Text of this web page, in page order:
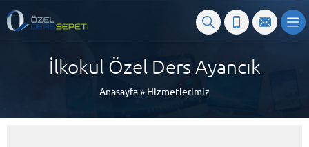
İlkokul Özel Ders Ayancık
Anasayfa» Hizmetlerimiz